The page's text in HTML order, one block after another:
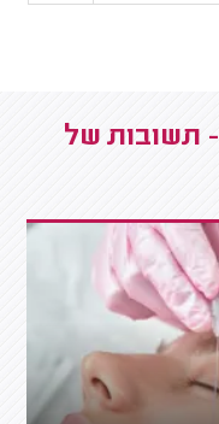
תשובות של